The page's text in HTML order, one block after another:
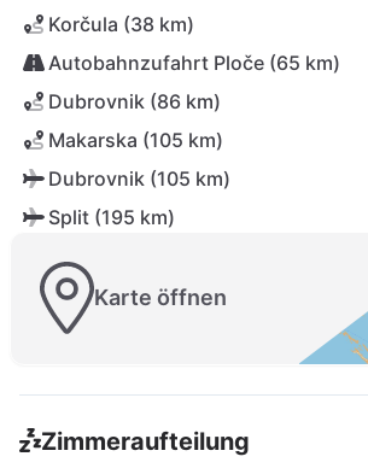
Korčula (38 km)
Autobahnzufahrt Ploče (65 km)
Dubrovnik (86 km)
Makarska (105 km)
Dubrovnik (105 km)
Split (195 km)
Karte öffnen
Zimmeraufteilung